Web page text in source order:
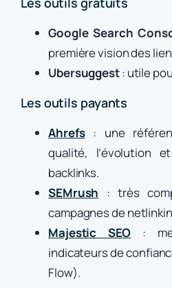
Google Search
première vision des
Ubersuggest: utile
Les outils payants
Ahrefs: une
qualité, l’évolution
backlinks.
SEMrush : très
campagnes de
Majestic SEO :
indicateurs de
Flow).